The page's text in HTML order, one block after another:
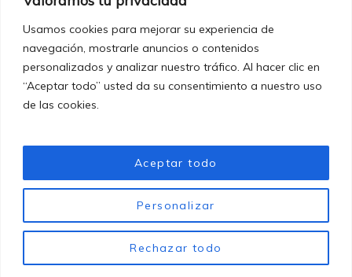
Usamos cookies para mejorar su experiencia de
navegación, mostrarle anuncios o contenidos
personalizados y analizar nuestro tráfico. Al hacer clic en
“Aceptar todo” usted da su consentimiento a nuestro uso
de las cookies.
Personalizar
Rechazar todo
Aceptar todo
Horarios de apertura
Lunes a Viernes
de 10:00 am a 6:30 pm.
Sabado hasta las 3:00 pm
Política de privacidad/ Geba Art Gallery © 2024 / Todos los
derechos reservados